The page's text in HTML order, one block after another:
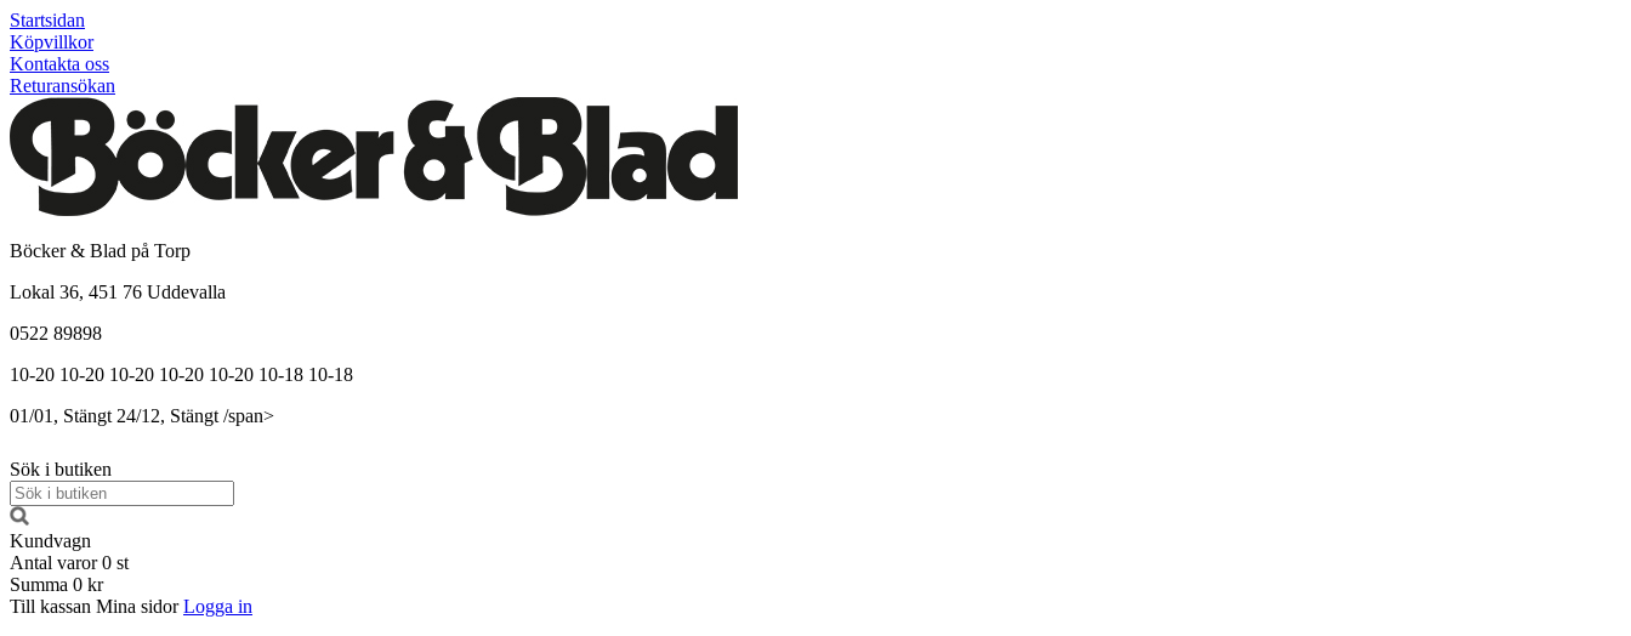
Startsidan
Köpvillkor
Kontakta oss
Returansökan
Böcker & Blad på Torp
Lokal 36, 451 76 Uddevalla
0522 89898
10-20 10-20 10-20 10-20 10-20 10-18 10-18
01/01, Stängt 24/12, Stängt /span>
Sök i butiken
Kundvagn
Antal varor 0 st
Summa 0 kr
Till kassan Mina sidor Logga in